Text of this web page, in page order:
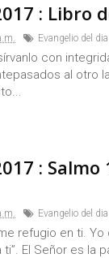
: Libro
Evangelio del dia
con
al otro
: Salmo
Evangelio del dia
refugio en ti. Yo
El Señor es la